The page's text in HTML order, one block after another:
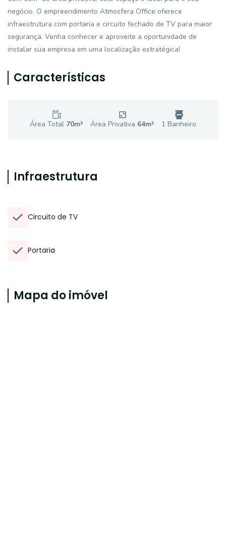
negócio. O empreendimento Atmosfera Office oferece
infraestrutura com portaria e circuito fechado de TV para maior
segurança. Venha conhecer e aproveite a oportunidade de
instalar sua empresa em uma localização estratégica!
Características
Área Total 70m² Área Privativa 64m² 1 Banheiro
Infraestrutura
Circuito de TV
Portaria
Mapa do imóvel